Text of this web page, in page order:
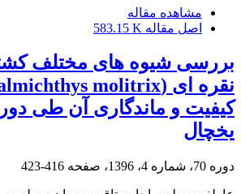
مشاهده مقاله
اصل مقاله 583.15 K
بررسی شیوه های مختلف
کیفیت و ماندگاری آن طی
یخچال
دوره 70، شماره 4، 1396، صفحه 416-423